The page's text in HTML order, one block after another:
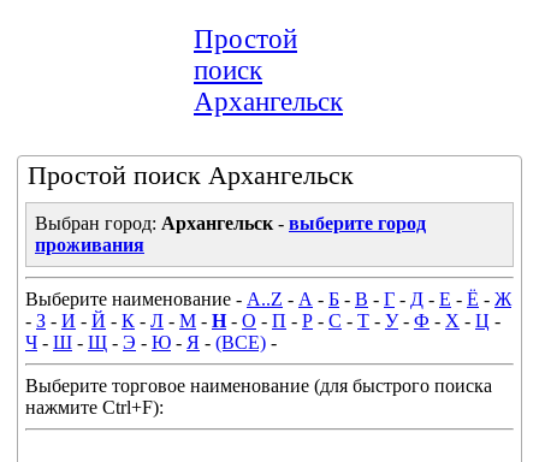
Простой
поиск
Архангельск
Простой поиск Архангельск
Выбран город: Архангельск - выберите город
проживания
Выберите наименование - A..Z - А - Б - В - Г - Д - Е - Ё - Ж
- З - И - Й - К - Л - М - Н- О - П - Р - С - Т - У- Ф - Х - Ц -
Ч - Ш - Щ - Э - Ю - Я - (ВСЕ) -
Выберите торговое наименование (для быстрого поиска
нажмите Ctrl+F):